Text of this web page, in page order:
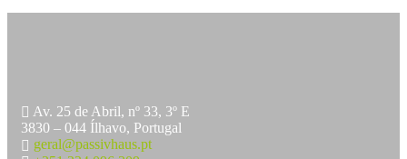
Av. 25 de Abril, nº 33, 3º E
3830 – 044 Ílhavo, Portugal
geral@passivhaus.pt